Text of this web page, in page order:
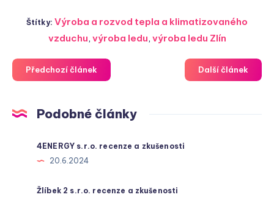
Štítky:Výroba a rozvod tepla a klimatizovaného
vzduchu, výroba ledu, výroba ledu Zlín
Předchozí článek Další článek
Podobné články
4ENERGY s.r.o. recenze a zkušenosti
20.6.2024
Žlíbek 2 s.r.o. recenze a zkušenosti